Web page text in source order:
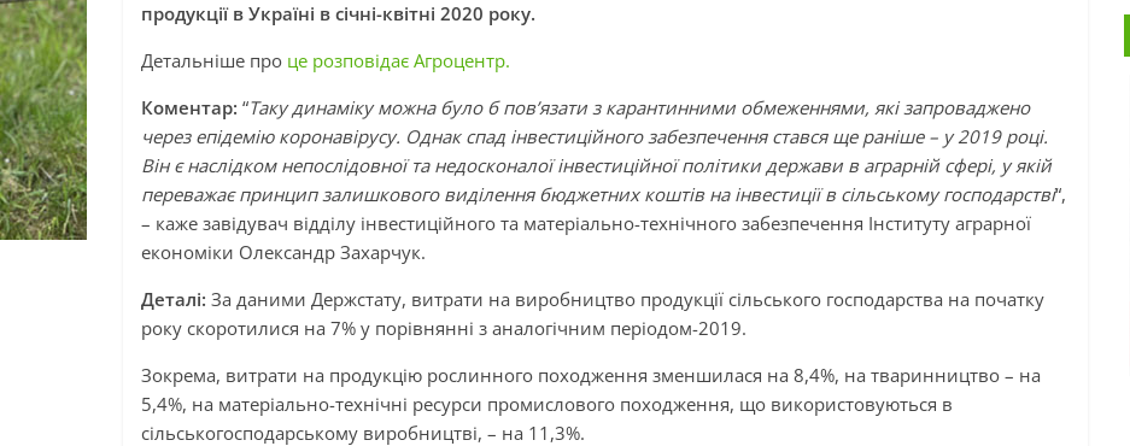
продукції в Україні в січні-квітні 2020 року.
Детальніше про це розповідає Агроцентр.
Коментар: “Таку динаміку можна було б пов’язати з карантинними обмеженнями, які запроваджено
через епідемію коронавірусу. Однак спад інвестиційного забезпечення стався ще раніше – у 2019 році.
Він є наслідком непослідовної та недосконалої інвестиційної політики держави в аграрній сфері, у якій
переважає принцип залишкового виділення бюджетних коштів на інвестиції в сільському господарстві“,
– каже завідувач відділу інвестиційного та матеріально-технічного забезпечення Інституту аграрної
економіки Олександр Захарчук.
Деталі: За даними Держстату, витрати на виробництво продукції сільського господарства на початку
року скоротилися на 7% у порівнянні з аналогічним періодом-2019.
Зокрема, витрати на продукцію рослинного походження зменшилася на 8,4%, на тваринництво – на
5,4%, на матеріально-технічні ресурси промислового походження, що використовуються в
сільськогосподарському виробництві, – на 11,3%.